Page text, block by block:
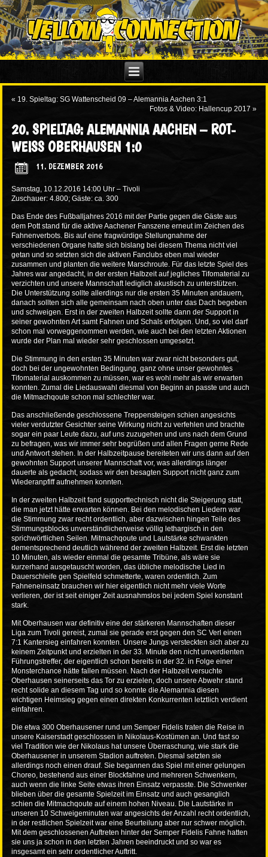
« 19. Spieltag: SG Wattenscheid 09 – Alemannia Aachen 3:1
Fotos & Video: Hallencup 2017 »
20. SPIELTAG: ALEMANNIA AACHEN – ROT-
WEISS OBERHAUSEN 1:0
11. DEZEMBER 2016
Samstag, 10.12.2016 14:00 Uhr – Tivoli
Zuschauer: 4.800; Gäste: ca. 300
Das Ende des Fußballjahres 2016 mit der Partie gegen die Gäste aus
dem Pott stand für die aktive Aachener Fanszene erneut im Zeichen des
Fahnenverbots. Bis auf eine fragwürdige Stellungnahme der
verschiedenen Organe hatte sich bislang bei diesem Thema nicht viel
getan und so setzten sich die aktiven Fanclubs eben mal wieder
zusammen und planten die weitere Marschroute. Für das letzte Spiel des
Jahres war angedacht, in der ersten Halbzeit auf jegliches Tifomaterial zu
verzichten und unsere Mannschaft lediglich akustisch zu unterstützen.
Die Unterstützung sollte allerdings nur die ersten 35 Minuten andauern,
danach sollten sich alle gemeinsam nach oben unter das Dach begeben
und schweigen. Erst in der zweiten Halbzeit sollte dann der Support in
seiner gewohnten Art samt Fahnen und Schals erfolgen. Und, so viel darf
schon mal vorweggenommen werden, wie auch bei den letzten Aktionen
wurde der Plan mal wieder sehr geschlossen umgesetzt.
Die Stimmung in den ersten 35 Minuten war zwar nicht besonders gut,
doch bei der ungewohnten Bedingung, ganz ohne unser gewohntes
Tifomaterial auskommen zu müssen, war es wohl mehr als wir erwarten
konnten. Zumal die Liedauswahl diesmal von Beginn an passte und auch
die Mitmachqoute schon mal schlechter war.
Das anschließende geschlossene Treppensteigen schien angesichts
vieler verdutzter Gesichter seine Wirkung nicht zu verfehlen und brachte
sogar ein paar Leute dazu, auf uns zuzugehen und uns nach dem Grund
zu befragen, was wir immer sehr begrüßen und allen Fragen gerne Rede
und Antwort stehen. In der Halbzeitpause bereiteten wir uns dann auf den
gewohnten Support unserer Mannschaft vor, was allerdings länger
dauerte als gedacht, sodass wir den besagten Support nicht ganz zum
Wiederanpfiff aufnehmen konnten.
In der zweiten Halbzeit fand supporttechnisch nicht die Steigerung statt,
die man jetzt hätte erwarten können. Bei den melodischen Liedern war
die Stimmung zwar recht ordentlich, aber dazwischen hingen Teile des
Stimmungsblocks unverständlicherweise völlig lethargisch in den
sprichwörtlichen Seilen. Mitmachqoute und Lautstärke schwankten
dementsprechend deutlich während der zweiten Halbzeit. Erst die letzten
10 Minuten, als wieder einmal die gesamte Tribüne, als wäre sie
kurzerhand ausgetauscht worden, das übliche melodische Lied in
Dauerschleife gen Spielfeld schmetterte, waren ordentlich. Zum
Fahneneinsatz brauchen wir hier eigentlich nicht mehr viele Worte
verlieren, der ist seit einiger Zeit ausnahmslos bei jedem Spiel konstant
stark.
Mit Oberhausen war definitiv eine der stärkeren Mannschaften dieser
Liga zum Tivoli gereist, zumal sie gerade erst gegen den SC Verl einen
7:1 Kantersieg einfahren konnten. Unsere Jungs versteckten sich aber zu
keinem Zeitpunkt und erzielten in der 33. Minute den nicht unverdienten
Führungstreffer, der eigentlich schon bereits in der 32. in Folge einer
Monsterchance hätte fallen müssen. Nach der Halbzeit versuchte
Oberhausen seinerseits das Tor zu erzielen, doch unsere Abwehr stand
recht solide an diesem Tag und so konnte die Alemannia diesen
wichtigen Heimsieg gegen einen direkten Konkurrenten letztlich verdient
einfahren.
Die etwa 300 Oberhausener rund um Semper Fidelis traten die Reise in
unsere Kaiserstadt geschlossen in Nikolaus-Kostümen an. Und fast so
viel Tradition wie der Nikolaus hat unsere Überraschung, wie stark die
Oberhausener in unserem Stadion auftreten. Diesmal setzten sie
allerdings noch einen drauf. Sie begannen das Spiel mit einer gelungen
Choreo, bestehend aus einer Blockfahne und mehreren Schwenkern,
auch wenn die linke Seite etwas ihren Einsatz verpasste. Die Schwenker
blieben über die gesamte Spielzeit im Einsatz und auch gesanglich
schien die Mitmachqoute auf einem hohen Niveau. Die Lautstärke in
unseren 10 Schweigeminuten war angesichts der Anzahl recht ordentlich,
in der restlichen Spielzeit war eine Beurteilung aber nur schwer möglich.
Mit dem geschlossenen Auftreten hinter der Semper Fidelis Fahne hatten
sie uns ja schon in den letzten Jahren beeindruckt und so war es
insgesamt ein sehr ordentlicher Auftritt.